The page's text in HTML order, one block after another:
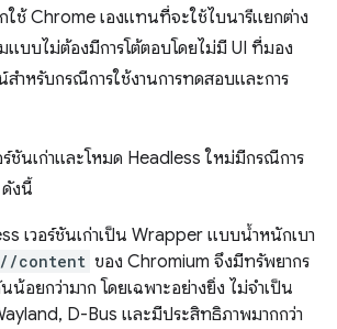
ช้ Chrome เองแทนที่จะใช้ไบนารีแยกต่าง
บบไม่ต้องมีการโต้ตอบโดยไม่มี UI ที่มอง
สำหรับกรณีการใช้งานการทดสอบและการ
ร์ชันเก่าและโหมด Headless ใหม่มีกรณีการ
งนี้
เวอร์ชันเก่าเป็น Wrapper แบบน้ำหนักเบา
//content ของ Chromium จึงมีทรัพยากร
น้อยกว่ามาก โดยเฉพาะอย่างยิ่ง ไม่จำเป็น
D-Bus และมีประสิทธิภาพมากกว่า